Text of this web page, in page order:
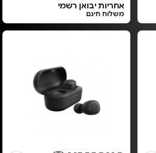
אחריות יבואן רשמי
משלוח חינם